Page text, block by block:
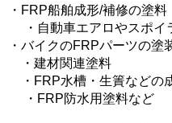
・FRP船舶成形/補修の塗料
・自動車エアロやスポイ
・バイクのFRPパーツの塗
・建材関連塗料
・FRP水槽・生簀などの
・FRP防水用塗料など